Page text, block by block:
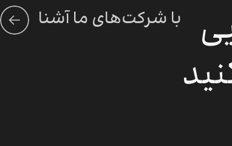
با شرکت‌های ما آشنا